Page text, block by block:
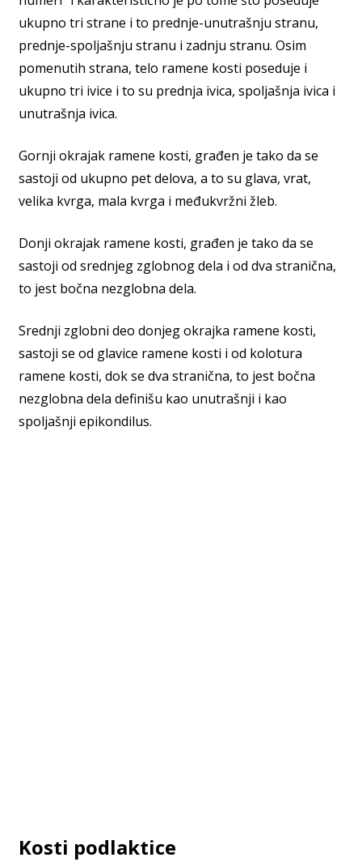
ukupno tri strane i to prednje-unutrašnju stranu,
prednje-spoljašnju stranu i zadnju stranu. Osim
pomenutih strana, telo ramene kosti poseduje i
ukupno tri ivice i to su prednja ivica, spoljašnja ivica i
unutrašnja ivica.
Gornji okrajak ramene kosti, građen je tako da se
sastoji od ukupno pet delova, a to su glava, vrat,
velika kvrga, mala kvrga i međukvržni žleb.
Donji okrajak ramene kosti, građen je tako da se
sastoji od srednjeg zglobnog dela i od dva stranična,
to jest bočna nezglobna dela.
Srednji zglobni deo donjeg okrajka ramene kosti,
sastoji se od glavice ramene kosti i od kolotura
ramene kosti, dok se dva stranična, to jest bočna
nezglobna dela definišu kao unutrašnji i kao
spoljašnji epikondilus.
Kosti podlaktice